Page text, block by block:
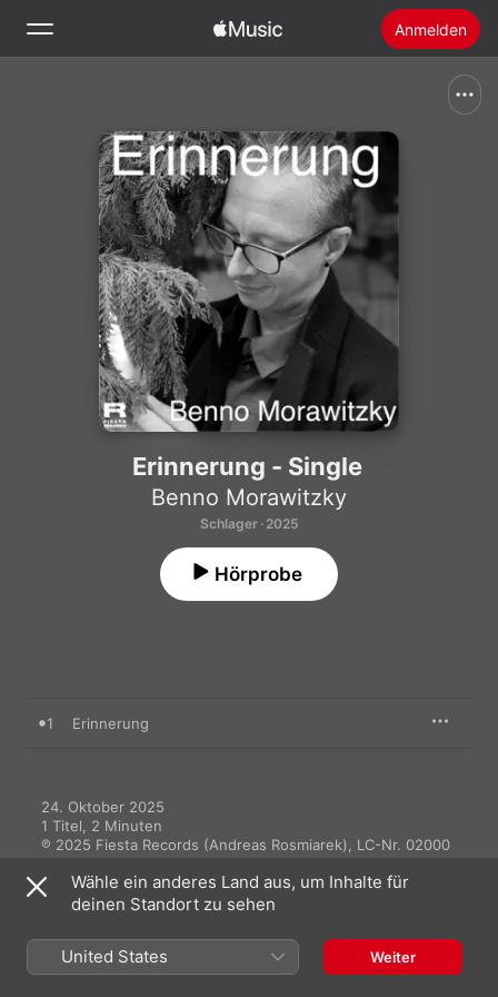
Anmelden
Startseite
Radio
Apple Music installieren
Erinnerung - Single
Benno Morawitzky
Schlager · 2025
Hörprobe
1 Erinnerung
24. Oktober 2025
1 Titel, 2 Minuten
℗ 2025 Fiesta Records (Andreas Rosmiarek), LC-Nr. 02000
Mehr von Benno Morawitzky
Wähle ein anderes Land aus, um Inhalte für
deinen Standort zu sehen
United States Weiter